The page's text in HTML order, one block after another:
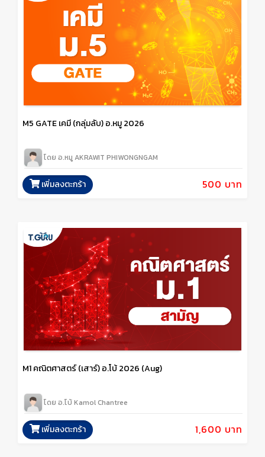
M5 GATE เคมี (กลุ่มลับ) อ.หมู 2026
โดย อ.หมู AKRAWIT PHIWONGNGAM
500 บาท
เพิ่มลงตะกร้า
M1 คณิตศาสตร์ (เสาร์) อ.โบ้ 2026 (Aug)
โดย อ.โบ้ Kamol Chantree
1,600 บาท
เพิ่มลงตะกร้า